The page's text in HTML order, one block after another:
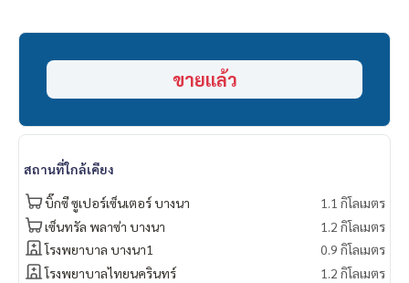
- โรงเรียนนานาชาติ Berkly
- พาราไดซ์ พาร์ค
- ศูนย์นิทรรศการและการประชุม BITEC บางนา
- ตลาดอุดมสุข
===============
สนใจติดต่อฟลุ๊ค099-287-9294
Line Id : @docondo
.
อยากดูคอนโด ต้องที่
DoCondo.com
ขายแล้ว
สถานที่ใกล้เคียง
บิ๊กซี ซูเปอร์เซ็นเตอร์ บางนา
1.1 กิโลเมตร
เซ็นทรัล พลาซ่า บางนา
1.2 กิโลเมตร
โรงพยาบาล บางนา1
0.9 กิโลเมตร
โรงพยาบาลไทยนครินทร์
1.2 กิโลเมตร